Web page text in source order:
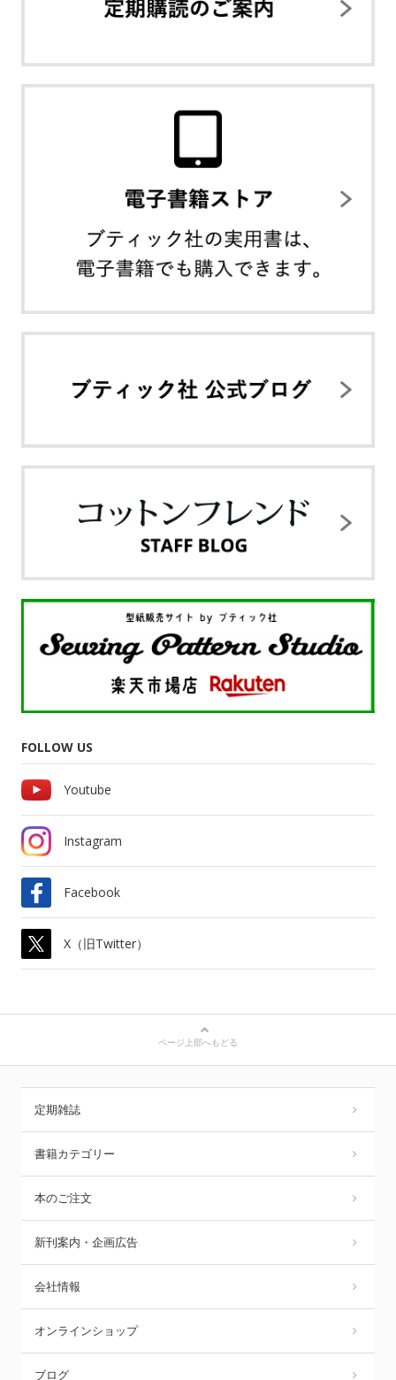
FOLLOW US
Youtube
Instagram
Facebook
X（旧Twitter）
ページ上部へもどる
定期雑誌
書籍カテゴリー
本のご注文
新刊案内・企画広告
会社情報
オンラインショップ
ブログ